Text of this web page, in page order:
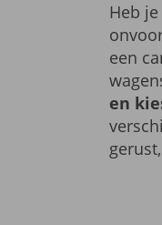
Heb
een
en